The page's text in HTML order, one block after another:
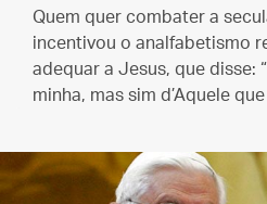
Quem quer combater a
incentivou o analfabetismo
adequar a Jesus, que disse:
minha, mas sim d’Aquele